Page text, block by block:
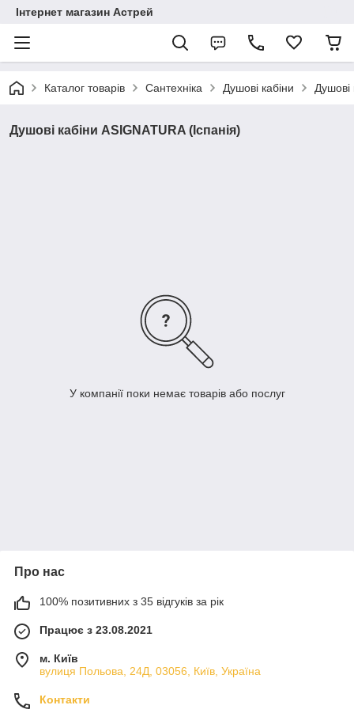
Інтернет магазин Астрей
Каталог товарів Сантехніка Душові кабіни Душові
Душові кабіни ASIGNATURA (Іспанія)
У компанії поки немає товарів або послуг
Про нас
100% позитивних з 35 відгуків за рік
Працює з 23.08.2021
м. Київ
вулиця Польова, 24Д, 03056, Київ, Україна
Контакти